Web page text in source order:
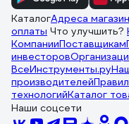
КаталогАдреса
оплаты Что улучшить?
КомпанииПоставщикам
инвесторов
ВсеИнструменты.ру
производителей
технологийКаталог
Наши соцсети